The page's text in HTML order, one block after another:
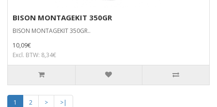
BISON MONTAGEKIT 350GR
BISON MONTAGEKIT 350GR..
10,09€
Excl. BTW: 8,34€
1 2 >
>|